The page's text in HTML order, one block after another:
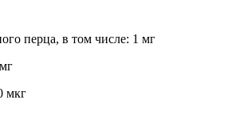
перца, в том числе: 1 мг
мкг